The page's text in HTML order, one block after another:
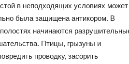
в неподходящих условиях может
была защищена антикором. В
начинаются
Птицы, грызуны и
проводку, засорить